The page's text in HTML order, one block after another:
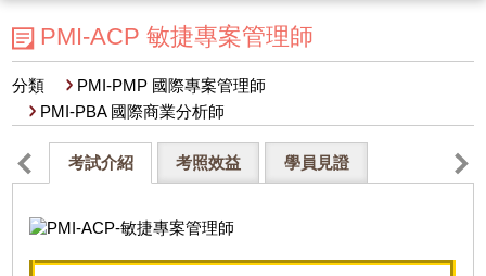
PMI-ACP 敏捷專案管理師
分類
PMI-PMP 國際專案管理師
PMI-PBA 國際商業分析師
考試介紹 考照效益 學員見證